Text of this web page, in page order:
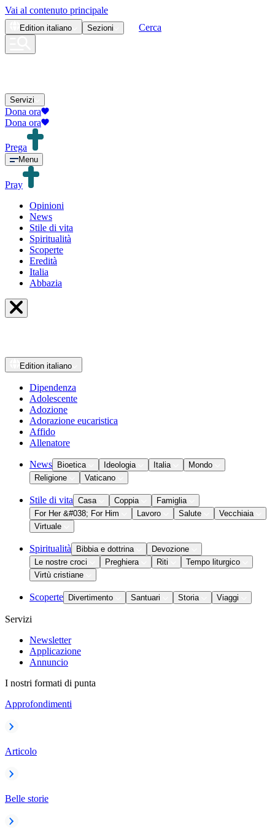
Vai al contenuto principale
Edition italiano Sezioni Cerca
Servizi
Dona ora
Dona ora
Prega
Menu
Pray
Opinioni
News
Stile di vita
Spiritualità
Scoperte
Eredità
Italia
Abbazia
Edition italiano
Dipendenza
Adolescente
Adozione
Adorazione eucaristica
Affido
Allenatore
News Bioetica Ideologia Italia
Mondo
Religione
Vaticano
Stile di vita Casa Coppia
Famiglia
For Her &#038; For Him
Lavoro Salute
Vecchiaia
Virtuale
Spiritualità Bibbia e dottrina
Devozione
Le nostre croci
Preghiera Riti
Tempo liturgico
Virtù cristiane
Scoperte Divertimento Santuari Storia Viaggi
Servizi
Newsletter
Applicazione
Annuncio
I nostri formati di punta
Approfondimenti
Articolo
Belle storie